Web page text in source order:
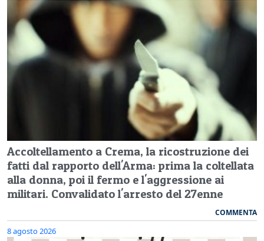
Accoltellamento a Crema, la ricostruzione dei
fatti dal rapporto dell'Arma: prima la coltellata
alla donna, poi il fermo e l'aggressione ai
militari. Convalidato l'arresto del 27enne
COMMENTA
8 agosto 2026